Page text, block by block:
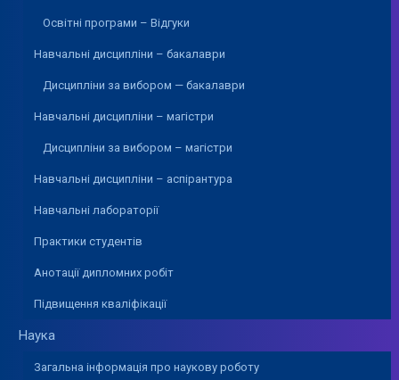
Освітні програми – Відгуки
Навчальні дисципліни – бакалаври
Дисципліни за вибором — бакалаври
Навчальні дисципліни – магістри
Дисципліни за вибором – магістри
Навчальні дисципліни – аспірантура
Навчальні лабораторії
Практики студентів
Анотації дипломних робіт
Підвищення кваліфікації
Наука
Загальна інформація про наукову роботу